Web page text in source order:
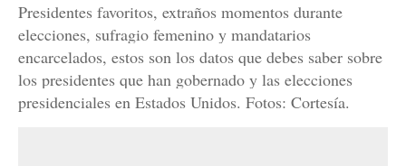
Presidentes favoritos, extraños momentos durante
elecciones, sufragio femenino y mandatarios
encarcelados, estos son los datos que debes saber sobre
los presidentes que han gobernado y las elecciones
presidenciales en Estados Unidos. Fotos: Cortesía.